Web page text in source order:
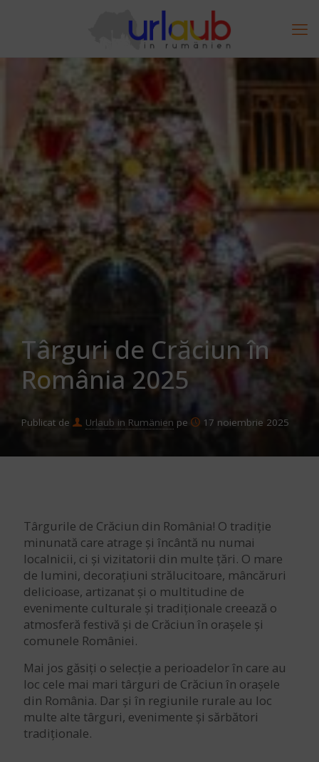
Târguri de Crăciun în
România 2025
Publicat de Urlaub in Rumänien pe 17 noiembrie 2025
Târgurile de Crăciun din România! O tradiție
minunată care atrage și încântă nu numai
localnicii, ci și vizitatorii din multe țări. O mare
de lumini, decorațiuni strălucitoare, mâncăruri
delicioase, artizanat și o multitudine de
evenimente culturale și tradiționale creează o
atmosferă festivă și de Crăciun în orașele și
comunele României.
Mai jos găsiți o selecție a perioadelor în care au
loc cele mai mari târguri de Crăciun în orașele
din România. Dar și în regiunile rurale au loc
multe alte târguri, evenimente și sărbători
tradiționale.